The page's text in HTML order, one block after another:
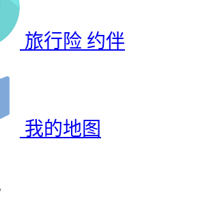
旅行险 约伴
我的地图